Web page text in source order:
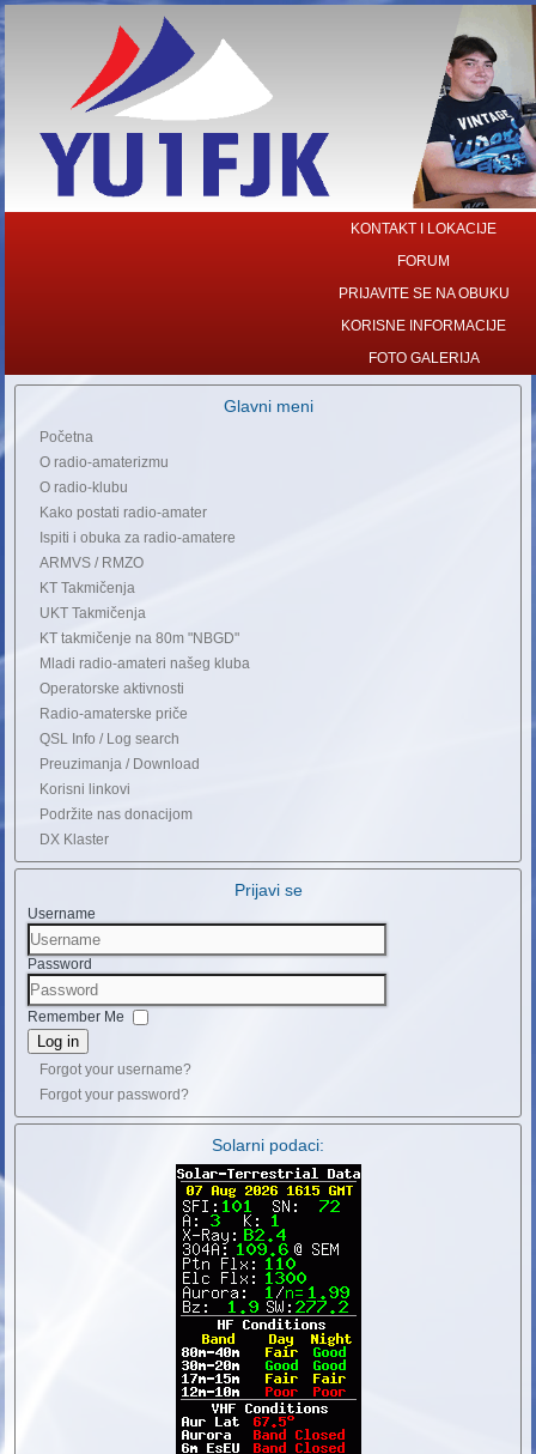
KONTAKT I LOKACIJE
FORUM
PRIJAVITE SE NA OBUKU
KORISNE INFORMACIJE
FOTO GALERIJA
Glavni meni
Početna
O radio-amaterizmu
O radio-klubu
Kako postati radio-amater
Ispiti i obuka za radio-amatere
ARMVS / RMZO
KT Takmičenja
UKT Takmičenja
KT takmičenje na 80m "NBGD"
Mladi radio-amateri našeg kluba
Operatorske aktivnosti
Radio-amaterske priče
QSL Info / Log search
Preuzimanja / Download
Korisni linkovi
Podržite nas donacijom
DX Klaster
Prijavi se
Username
Password
Remember Me
Log in
Forgot your username?
Forgot your password?
Solarni podaci: